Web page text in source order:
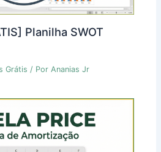
Planilha SWOT
Grátis / PorAnanias Jr